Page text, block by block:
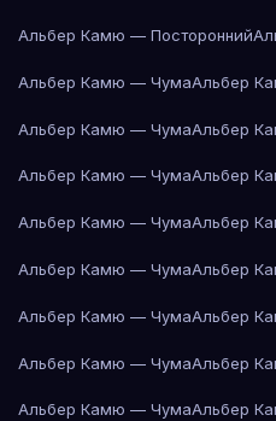
Альбер Камю — Посторонний
Альбер Камю — ЧумаАльбер
Альбер Камю — ЧумаАльбер
Альбер Камю — ЧумаАльбер
Альбер Камю — ЧумаАльбер
Альбер Камю — ЧумаАльбер
Альбер Камю — ЧумаАльбер
Альбер Камю — ЧумаАльбер
Альбер Камю — ЧумаАльбер